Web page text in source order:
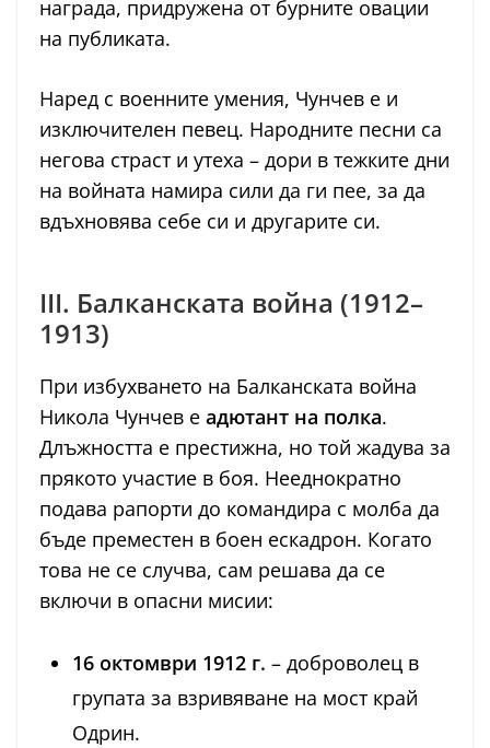
награда, придружена от бурните овации
на публиката.
Наред с военните умения, Чунчев е и
изключителен певец. Народните песни са
негова страст и утеха – дори в тежките дни
на войната намира сили да ги пее, за да
вдъхновява себе си и другарите си.
III. Балканската война (1912–
1913)
При избухването на Балканската война
Никола Чунчев е адютант на полка.
Длъжността е престижна, но той жадува за
прякото участие в боя. Нееднократно
подава рапорти до командира с молба да
бъде преместен в боен ескадрон. Когато
това не се случва, сам решава да се
включи в опасни мисии:
16 октомври 1912 г. – доброволец в
групата за взривяване на мост край
Одрин.